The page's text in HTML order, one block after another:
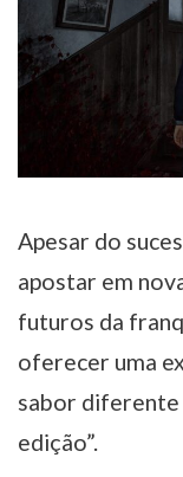
Apesar do
apostar em
futuros da
oferecer uma
sabor diferente
edição”.